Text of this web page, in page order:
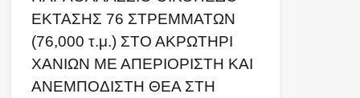
ΕΚΤΑΣΗΣ 76 ΣΤΡΕΜΜΑΤΩΝ
(76,000 τ.μ.) ΣΤΟ ΑΚΡΩΤΗΡΙ
ΧΑΝΙΩΝ ΜΕ ΑΠΕΡΙΟΡΙΣΤΗ ΚΑΙ
ΑΝΕΜΠΟΔΙΣΤΗ ΘΕΑ ΣΤΗ